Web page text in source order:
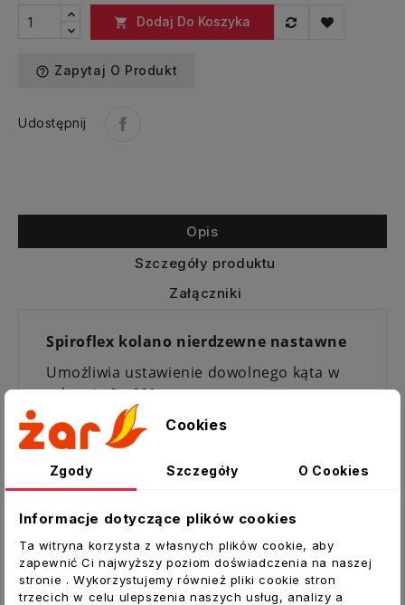
 Dodaj Do Koszyka
help_outline Zapytaj O Produkt
Udostępnij
Opis
Szczegóły produktu
Załączniki
Spiroflex kolano nierdzewne nastawne
Umożliwia ustawienie dowolnego kąta w
zakresie 0 - 90°
Elementy wkładu kominowego wykonane
są ze stali nierdzewnej o grubości 0,5 mm.
Wszystkie części rurowe łączone są liniowo
Poszczególne elementy montowane są ze
sobą kielichowo.
Zastosowanie:
Cookies
Zgody Szczegóły O Cookies
Informacje dotyczące plików cookies
Ta witryna korzysta z własnych plików cookie, aby
zapewnić Ci najwyższy poziom doświadczenia na naszej
stronie . Wykorzystujemy również pliki cookie stron
trzecich w celu ulepszenia naszych usług, analizy a